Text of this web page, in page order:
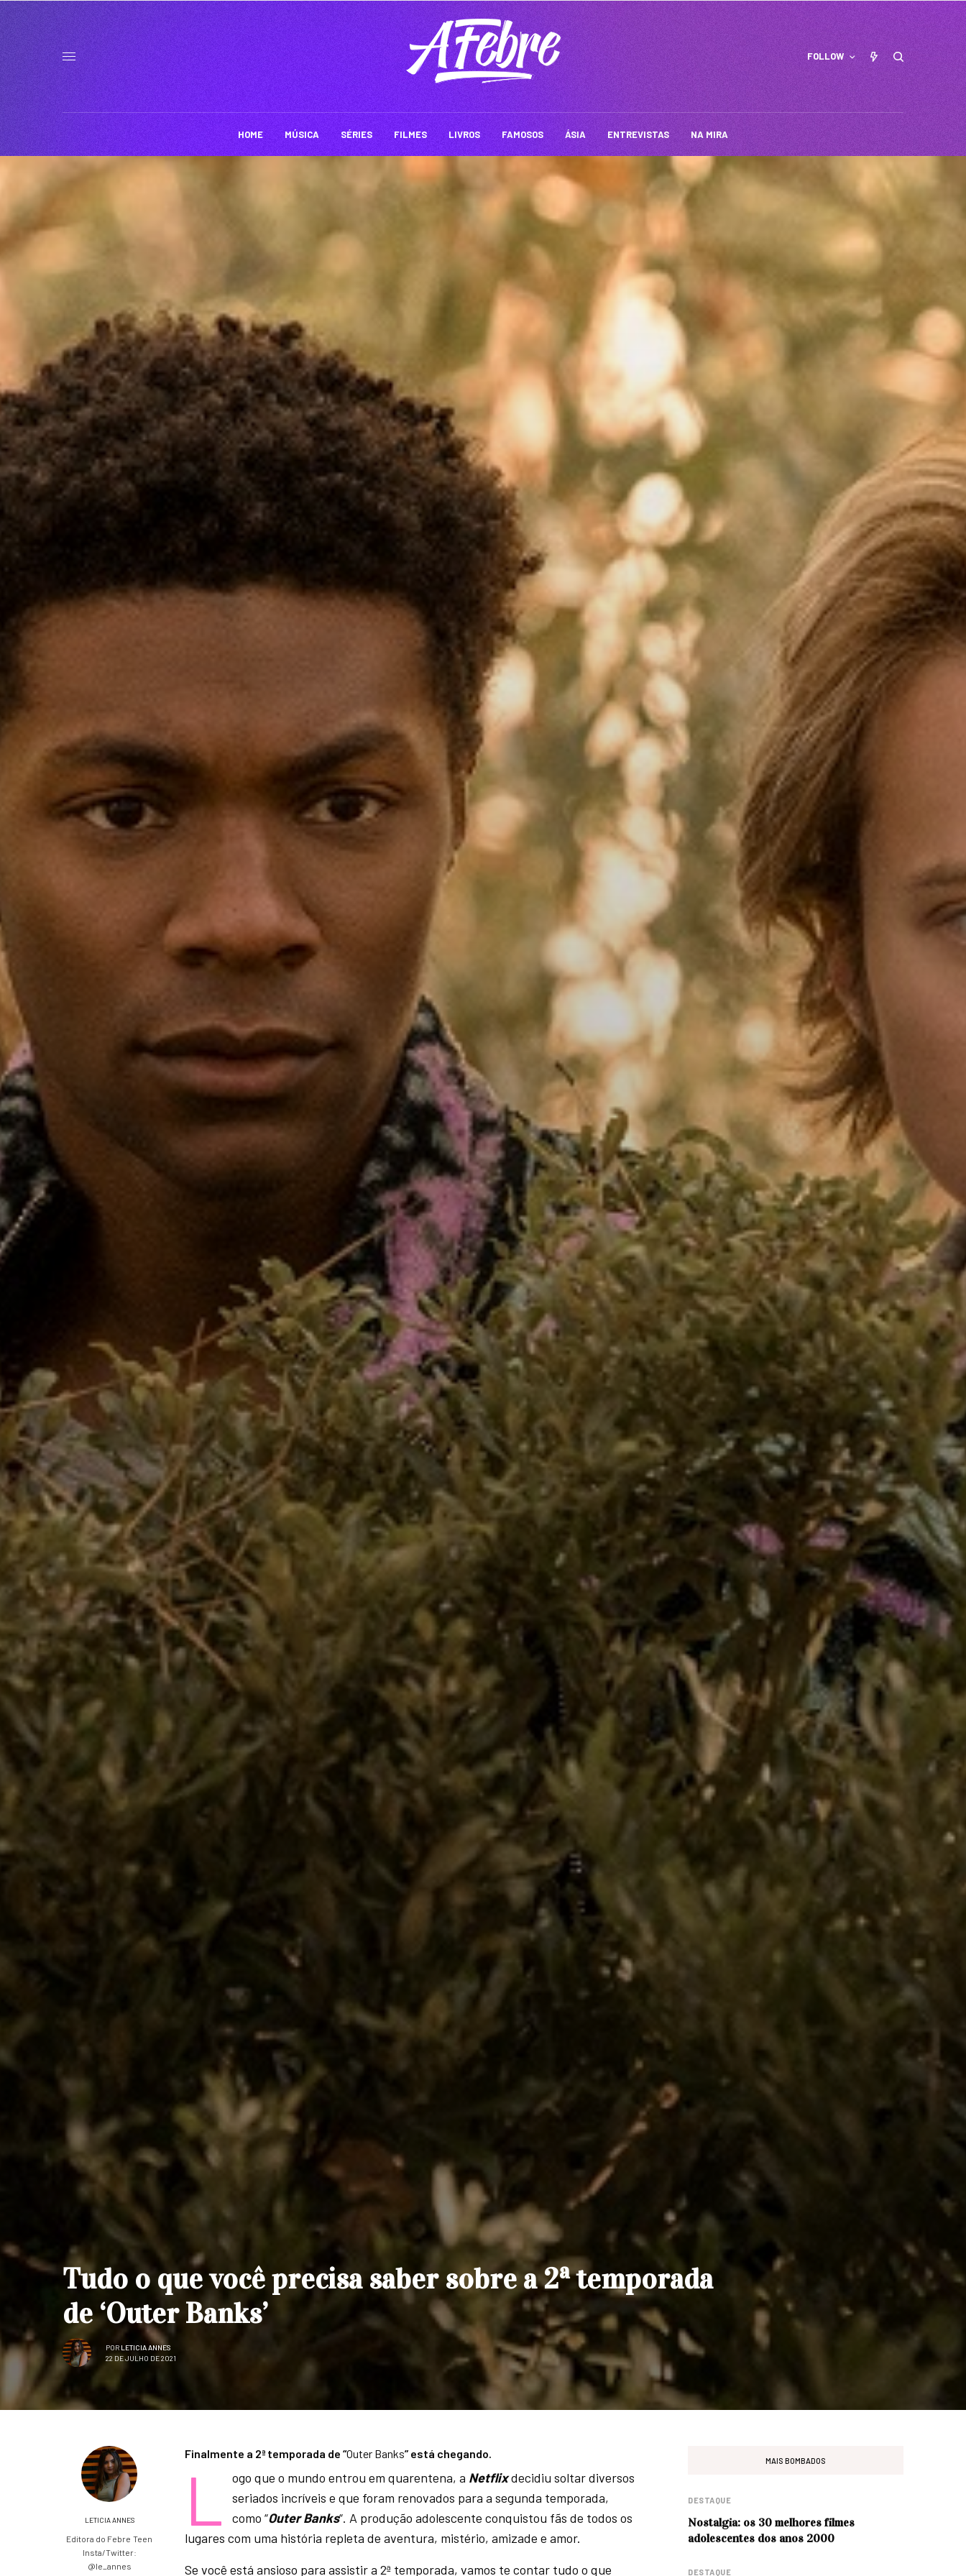
FOLLOW
HOME MÚSICA SÉRIES FILMES LIVROS FAMOSOS ÁSIA ENTREVISTAS NA MIRA
Tudo o que você precisa saber sobre a 2ª temporada
de ‘Outer Banks’
POR LETICIA ANNES
22 DE JULHO DE 2021
LETICIA ANNES
Editora do Febre Teen
Insta/Twitter:
@le_annes
Finalmente a 2ª temporada de “Outer Banks” está chegando.
L ogo que o mundo entrou em quarentena, a Netflixdecidiu soltar diversos
seriados incríveis e que foram renovados para a segunda temporada,
como “Outer Banks“. A produção adolescente conquistou fãs de todos os
lugares com uma história repleta de aventura, mistério, amizade e amor.
Se você está ansioso para assistir a 2ª temporada, vamos te contar tudo o que
MAIS BOMBADOS
DESTAQUE
Nostalgia: os 30 melhores filmes
adolescentes dos anos 2000
DESTAQUE